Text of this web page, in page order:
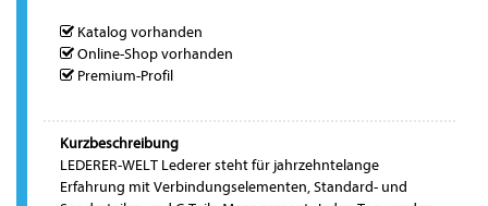
Katalog vorhanden
Online-Shop vorhanden
Premium-Profil
Kurzbeschreibung
LEDERER-WELT Lederer steht für jahrzehntelange
Erfahrung mit Verbindungselementen, Standard- und